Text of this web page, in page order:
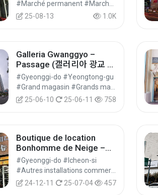
25-08-13
1.0K
Galleria Gwanggyo –
Passage (갤러리아 광교 파
사쥬)
#Gyeonggi-do #Yeongtong-gu
25-06-10
25-06-11 758
Boutique de location
Bonhomme de Neige –
Station de ski Jisan (지산
리조트 눈사람 렌탈샵)
#Gyeonggi-do #Icheon-si
24-12-11
25-07-04 457